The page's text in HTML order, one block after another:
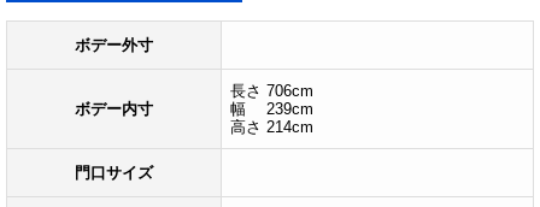
ボデー外寸
ボデー内寸
長さ 706cm
幅 239cm
高さ 214cm
門口サイズ